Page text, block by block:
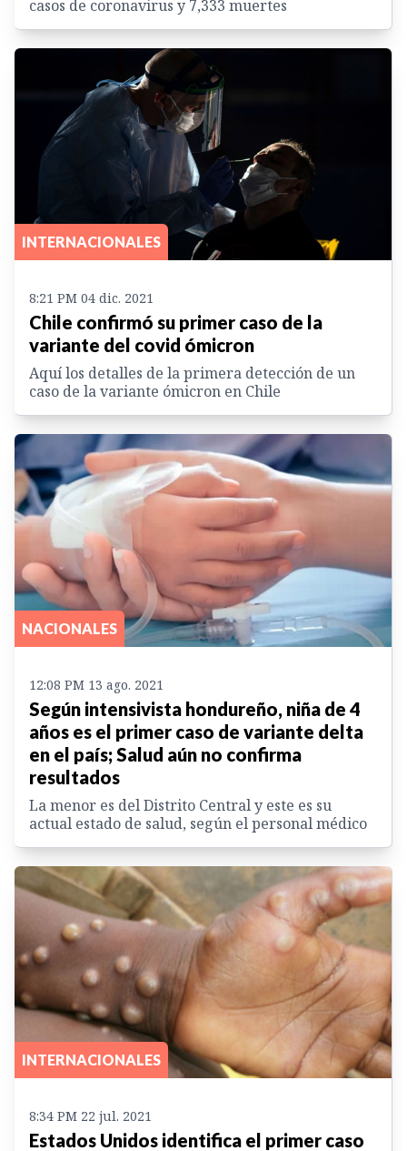
casos de coronavirus y 7,333 muertes
INTERNACIONALES
8:21 PM 04 dic. 2021
Chile confirmó su primer caso de la
variante del covid ómicron
Aquí los detalles de la primera detección de un
caso de la variante ómicron en Chile
NACIONALES
12:08 PM 13 ago. 2021
Según intensivista hondureño, niña de 4
años es el primer caso de variante delta
en el país; Salud aún no confirma
resultados
La menor es del Distrito Central y este es su
actual estado de salud, según el personal médico
INTERNACIONALES
8:34 PM 22 jul. 2021
Estados Unidos identifica el primer caso